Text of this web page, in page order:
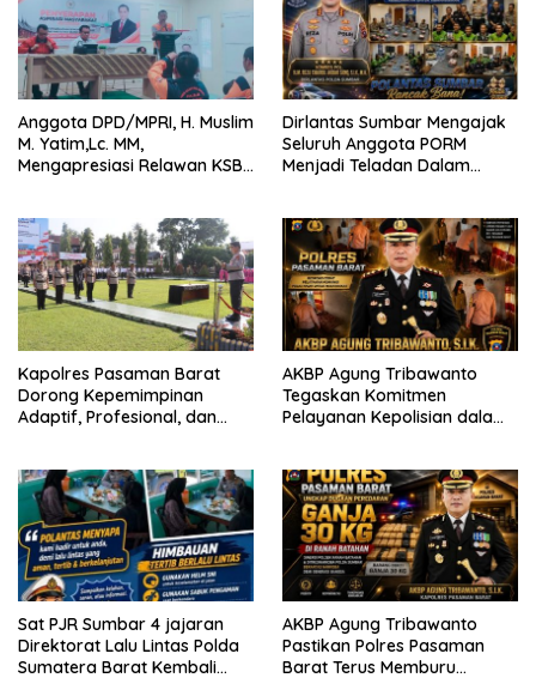
Anggota DPD/MPRI, H. Muslim
M. Yatim,Lc. MM,
Mengapresiasi Relawan KSB
Bencana
Dirlantas Sumbar Mengajak
Seluruh Anggota PORM
Menjadi Teladan Dalam
Perlengkapan Keselamatan
Berkendara
Kapolres Pasaman Barat
Dorong Kepemimpinan
Adaptif, Profesional, dan
AKBP Agung Tribawanto
Tegaskan Komitmen
Pelayanan Kepolisian dalam
Pasaman
Sat PJR Sumbar 4 jajaran
Direktorat Lalu Lintas Polda
Sumatera Barat Kembali
AKBP Agung Tribawanto
Pastikan Polres Pasaman
Barat Terus Memburu